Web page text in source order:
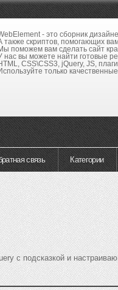
- это сборник
также скриптов, помогающих
поможем вам сделать сайт
нас вы можете найти готовые
CSS\CSS3, jQuery, JS,
только
связь Категории
с подсказкой и